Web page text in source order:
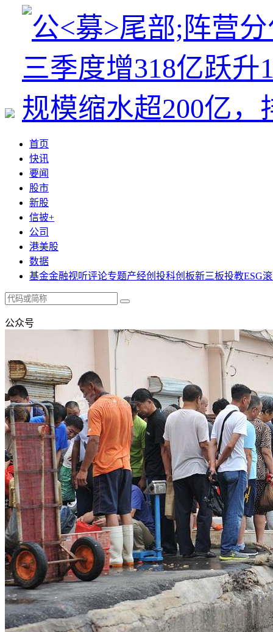
首页
快讯
要闻
股市
新股
信披+
公司
港美股
数据
基金金融视听评论专题产经创投科创板新三板投教ESG
公众号